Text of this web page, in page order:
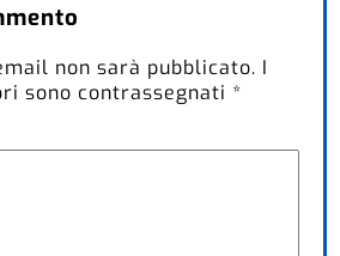
non sarà pubblicato. I
sono contrassegnati *